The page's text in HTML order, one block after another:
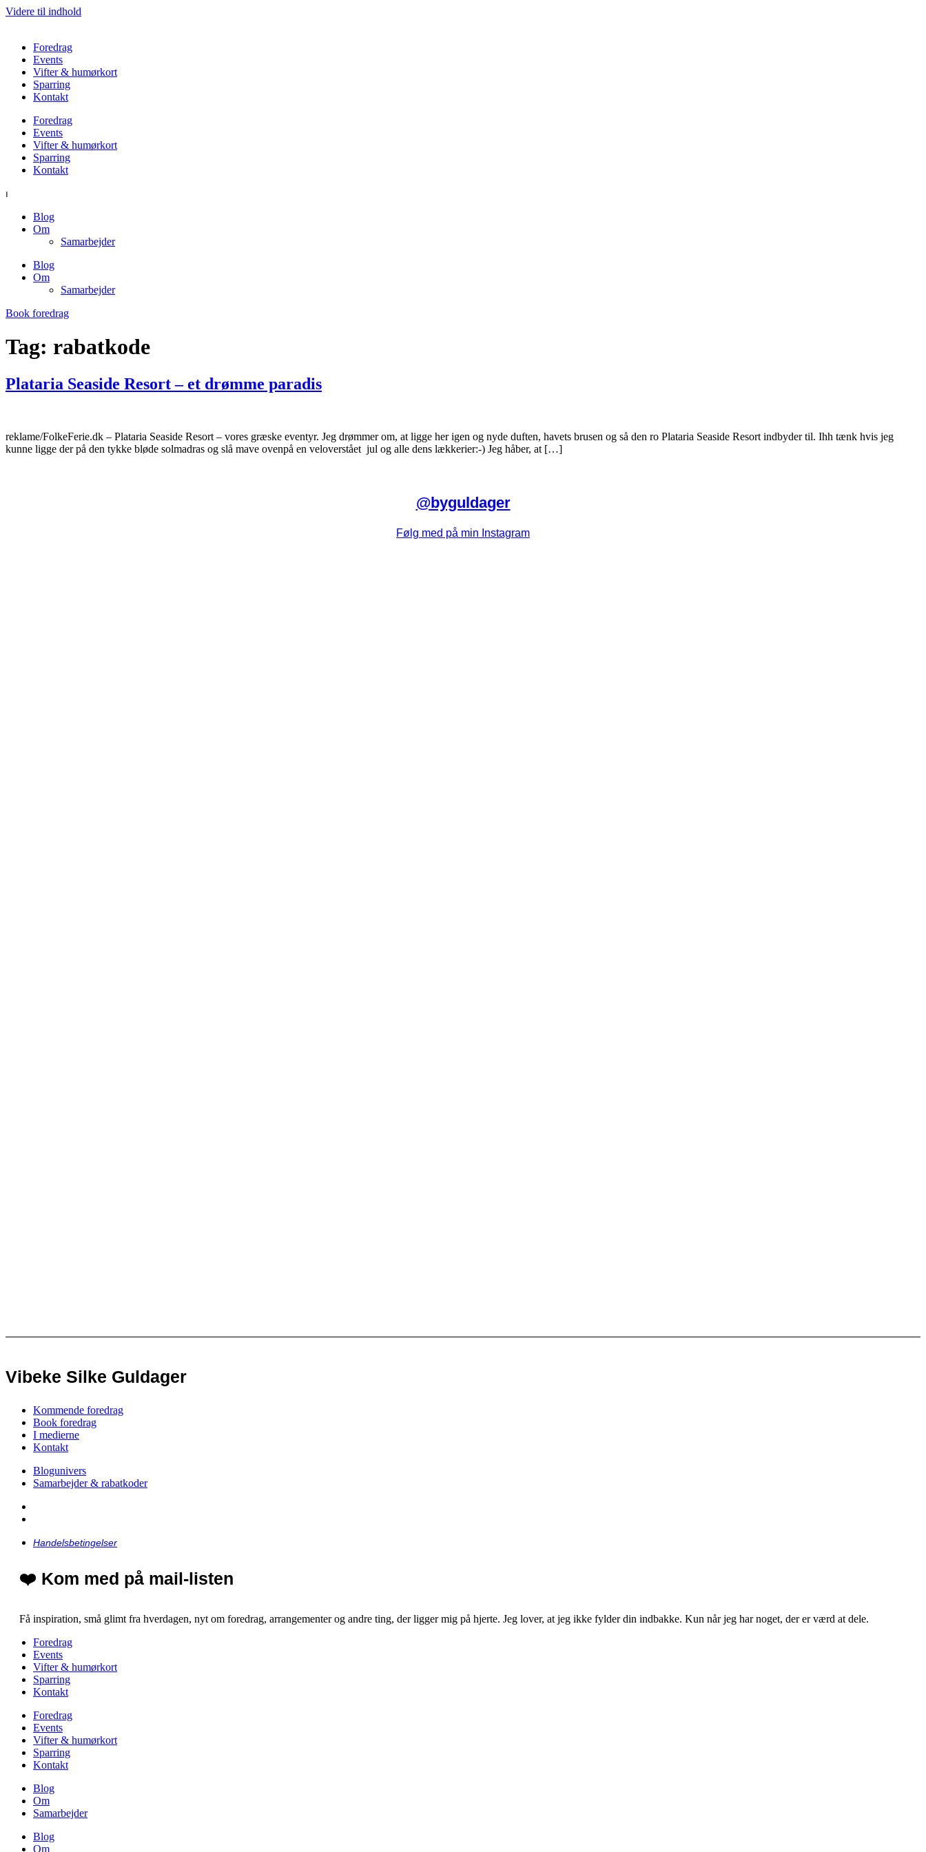
Videre til indhold
Foredrag
Events
Vifter & humørkort
Sparring
Kontakt
Foredrag
Events
Vifter & humørkort
Sparring
Kontakt
⏐
Blog
Om
Samarbejder
Blog
Om
Samarbejder
Book foredrag
Tag: rabatkode
Plataria Seaside Resort – et drømme paradis
reklame/FolkeFerie.dk – Plataria Seaside Resort – vores græske eventyr. Jeg drømmer om, at ligge her igen og nyde duften, havets brusen og så den ro Plataria Seaside Resort indbyder til. Ihh tænk hvis jeg
kunne ligge der på den tykke bløde solmadras og slå mave ovenpå en veloverstået jul og alle dens lækkerier:-) Jeg håber, at […]
@byguldager
Følg med på min Instagram
Vibeke Silke Guldager
Kommende foredrag
Book foredrag
I medierne
Kontakt
Blogunivers
Samarbejder & rabatkoder
Handelsbetingelser
❤️ Kom med på mail-listen
Få inspiration, små glimt fra hverdagen, nyt om foredrag, arrangementer og andre ting, der ligger mig på hjerte. Jeg lover, at jeg ikke fylder din indbakke. Kun når jeg har noget, der er værd at dele.
Foredrag
Events
Vifter & humørkort
Sparring
Kontakt
Foredrag
Events
Vifter & humørkort
Sparring
Kontakt
Blog
Om
Samarbejder
Blog
Om